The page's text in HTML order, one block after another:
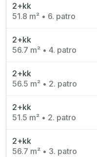
2+kk
51.8 m² • 6. patro
2+kk
56.7 m² • 4. patro
2+kk
56.5 m² • 2. patro
2+kk
51.5 m² • 2. patro
2+kk
56.7 m² • 3. patro